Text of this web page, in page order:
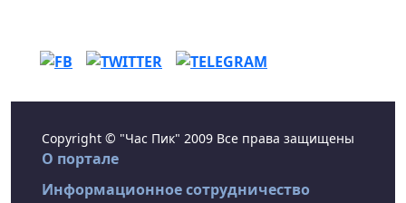
Copyright © "Час Пик" 2009 Все права защищены
О портале
Информационное сотрудничество